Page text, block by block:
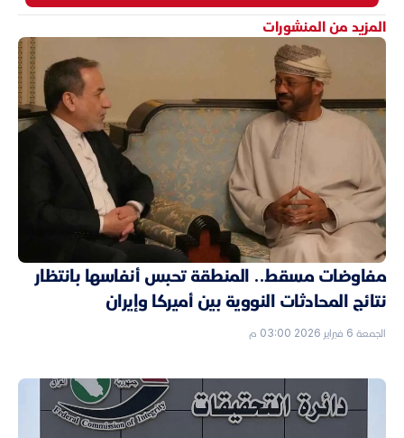
المزيد من المنشورات
مفاوضات مسقط.. المنطقة تحبس أنفاسها بانتظار
نتائج المحادثات النووية بين أميركا وإيران
الجمعة 6 فبراير 2026 03:00 م